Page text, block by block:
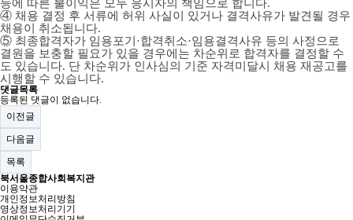
등에 따른 불이익은 모두 응시자의 책임으로 합니다.
④ 채용 결정 후 서류에 허위 사실이 있거나 결격사유가 발견될 경우
채용이 취소됩니다.
⑤ 최종합격자가 임용포기 ·합격취소·임용결격사유 등의 사정으로
결원을 보충할 필요가 있을 경우에는 차순위로 합격자를 결정할 수
도 있습니다. 단 차순위가 인사심의 기준 자격미달시 채용 재공고를
시행할 수 있습니다.
댓글목록
등록된 댓글이 없습니다.
이전글
다음글
목록
북서울종합사회복지관
이용약관
개인정보처리방침
영상정보처리기기